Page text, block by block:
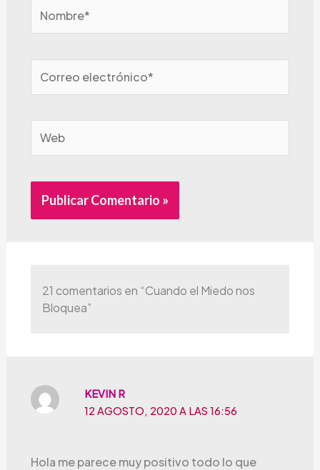
electrónico*
21 comentarios en “Cuando el Miedo nos
Bloquea”
KEVIN R
12 AGOSTO, 2020 A LAS 16:56
Hola me parece muy positivo todo lo que